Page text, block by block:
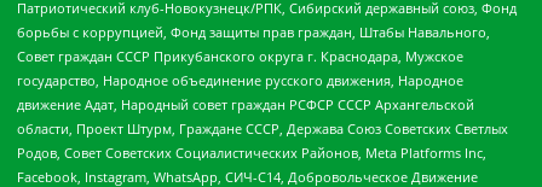
Патриотический клуб-Новокузнецк/РПК, Сибирский державный союз, Фонд
борьбы с коррупцией, Фонд защиты прав граждан, Штабы Навального,
Совет граждан СССР Прикубанского округа г. Краснодара, Мужское
государство, Народное объединение русского движения, Народное
движение Адат, Народный совет граждан РСФСР СССР Архангельской
области, Проект Штурм, Граждане СССР, Держава Союз Советских Светлых
Родов, Совет Советских Социалистических Районов, Meta Platforms Inc,
Facebook, Instagram, WhatsApp, СИЧ-С14, Добровольческое Движение